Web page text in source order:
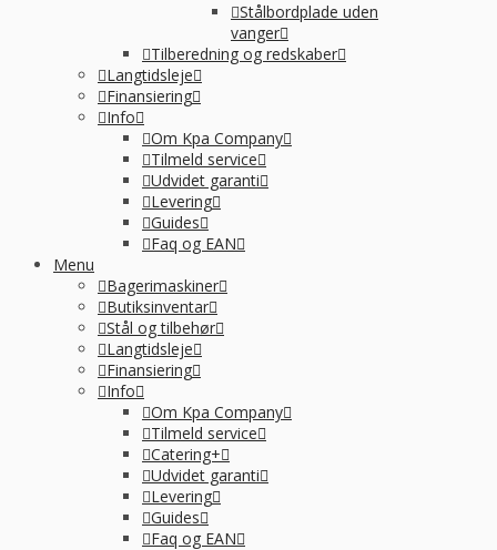
Stålbordplade uden
vanger
Tilberedning og redskaber
Langtidsleje
Finansiering
Info
Om Kpa Company
Tilmeld service
Udvidet garanti
Levering
Guides
Faq og EAN
Menu
Bagerimaskiner
Butiksinventar
Stål og tilbehør
Langtidsleje
Finansiering
Info
Om Kpa Company
Tilmeld service
Catering+
Udvidet garanti
Levering
Guides
Faq og EAN